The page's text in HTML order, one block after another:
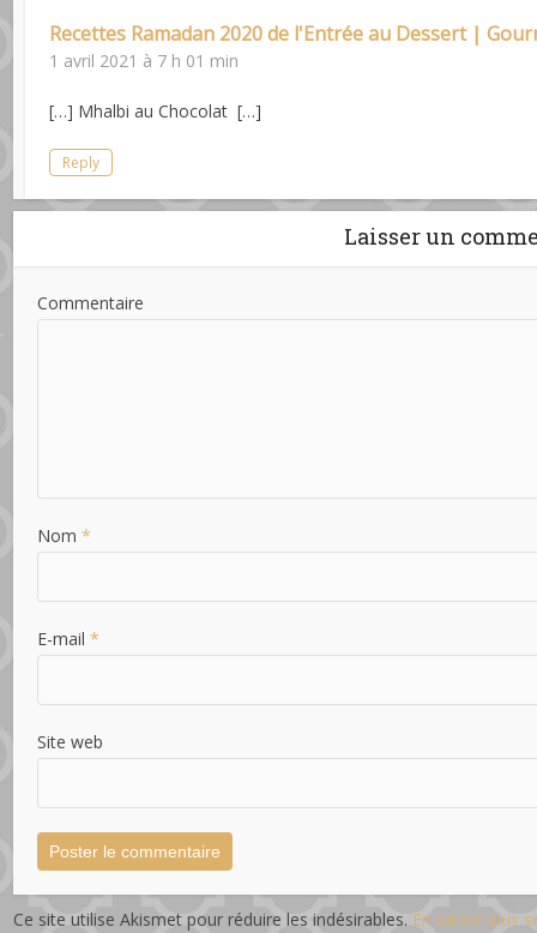
Recettes Ramadan 2020 de l'Entrée au Dessert |
1 avril 2021 à 7 h 01 min
[…] Mhalbi au Chocolat […]
Reply
Laisser un
Commentaire
Nom*
E-mail*
Site web
Ce site utilise Akismet pour réduire les indésirables. En savoir plus